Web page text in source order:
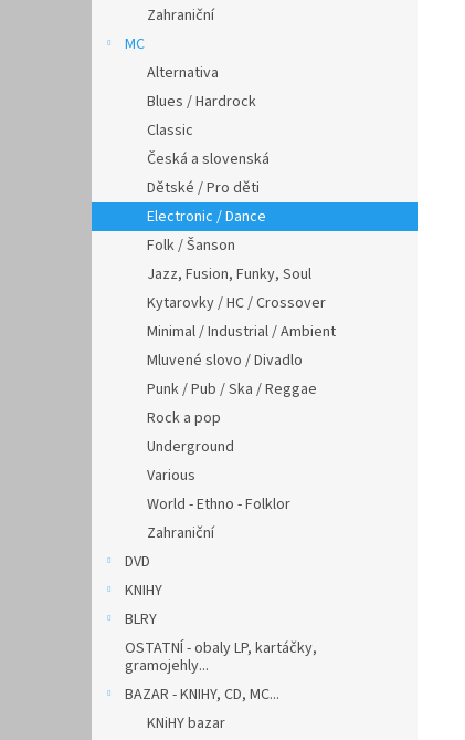
Zahraniční
MC
Alternativa
Blues / Hardrock
Classic
Česká a slovenská
Dětské / Pro děti
Electronic / Dance
Folk / Šanson
Jazz, Fusion, Funky, Soul
Kytarovky / HC / Crossover
Minimal / Industrial / Ambient
Mluvené slovo / Divadlo
Punk / Pub / Ska / Reggae
Rock a pop
Underground
Various
World - Ethno - Folklor
Zahraniční
DVD
KNIHY
BLRY
OSTATNÍ - obaly LP, kartáčky,
gramojehly...
BAZAR - KNIHY, CD, MC...
KNiHY bazar